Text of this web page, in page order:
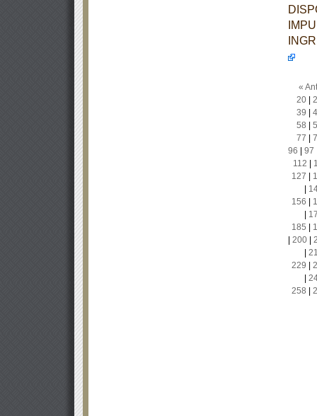
«
20|
39
58
77
96
97
112
127
156
185
200|
229
258